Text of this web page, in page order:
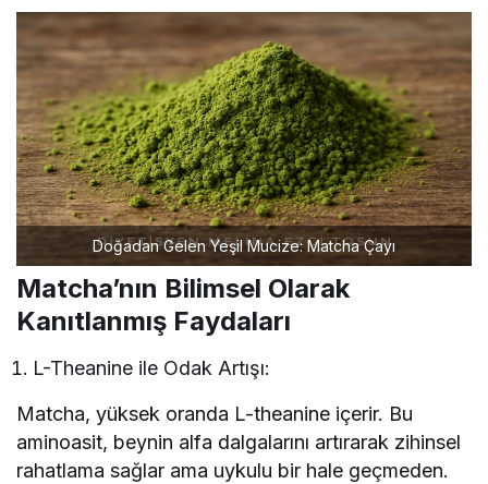
Doğadan Gelen Yeşil Mucize: Matcha Çayı
Matcha’nın Bilimsel Olarak
Kanıtlanmış Faydaları
L-Theanine ile Odak Artışı:
Matcha, yüksek oranda L-theanine içerir. Bu
aminoasit, beynin alfa dalgalarını artırarak zihinsel
rahatlama sağlar ama uykulu bir hale geçmeden.